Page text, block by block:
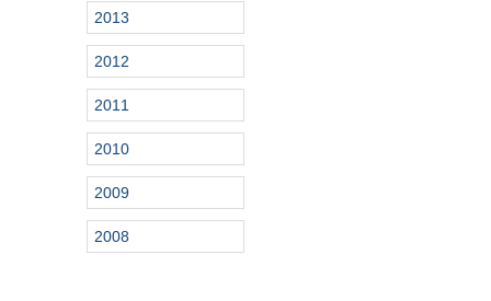
2013
2012
2011
2010
2009
2008